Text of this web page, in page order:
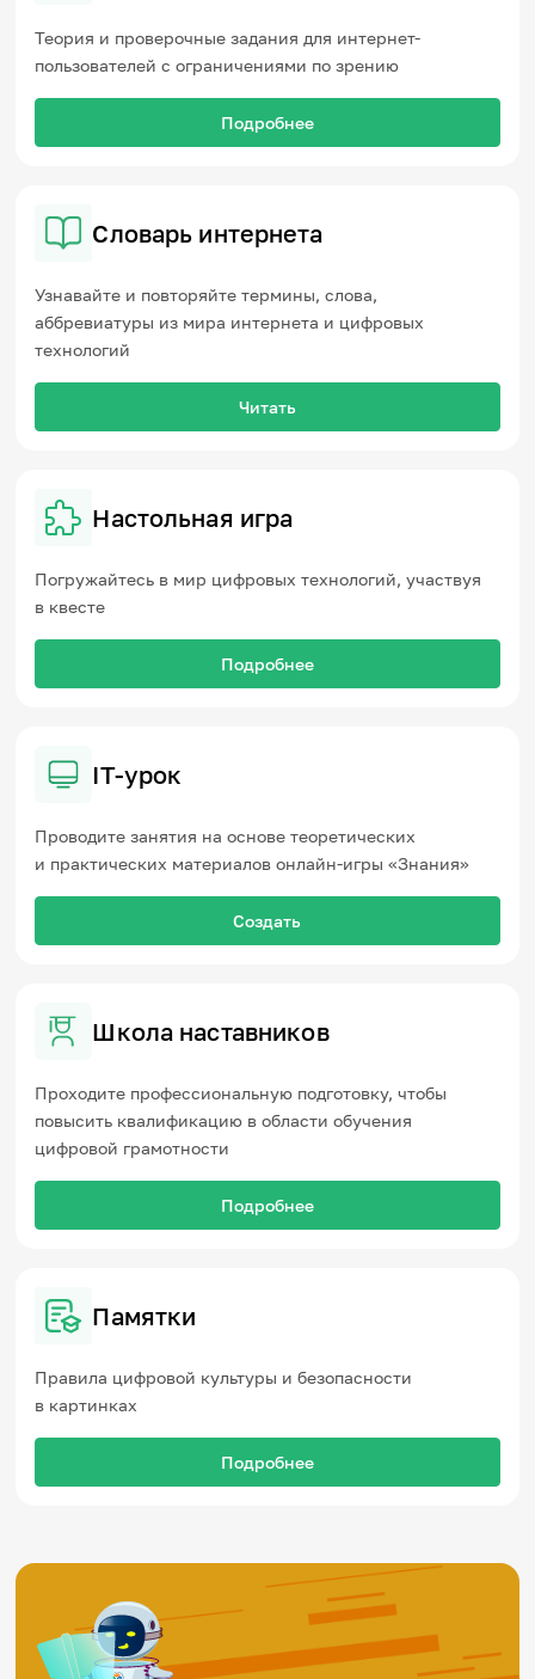
Теория и проверочные задания для интернет-
пользователей с ограничениями по зрению
Подробнее
Словарь интернета
Узнавайте и повторяйте термины, слова,
аббревиатуры из мира интернета и цифровых
технологий
Читать
Настольная игра
Погружайтесь в мир цифровых технологий, участвуя
в квесте
Подробнее
IT-урок
Проводите занятия на основе теоретических
и практических материалов онлайн-игры «Знания»
Создать
Школа наставников
Проходите профессиональную подготовку, чтобы
повысить квалификацию в области обучения
цифровой грамотности
Подробнее
Памятки
Правила цифровой культуры и безопасности
в картинках
Подробнее